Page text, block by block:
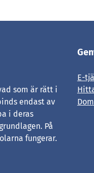
som är rätt i
endast av
i deras
På
fungerar.
E-